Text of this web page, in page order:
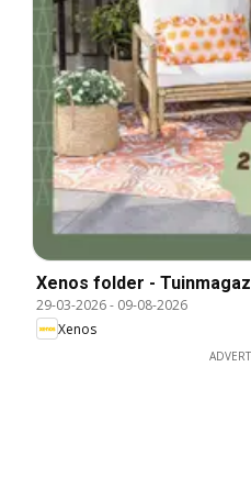
Xenos folder -
29-03-2026- 09-08-2026
Xenos